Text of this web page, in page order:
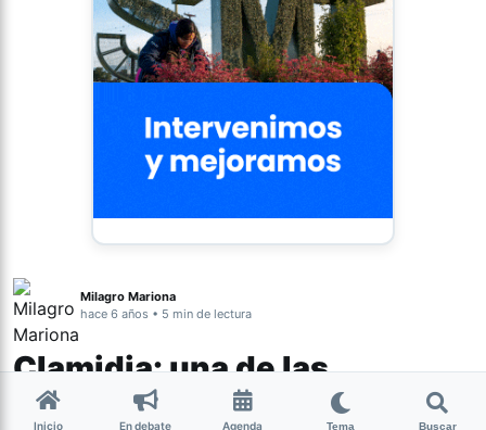
Milagro Mariona
hace 6 años • 5 min de lectura
Clamidia: una de las
infecciones de transmisión
Inicio En debate Agenda Tema Buscar